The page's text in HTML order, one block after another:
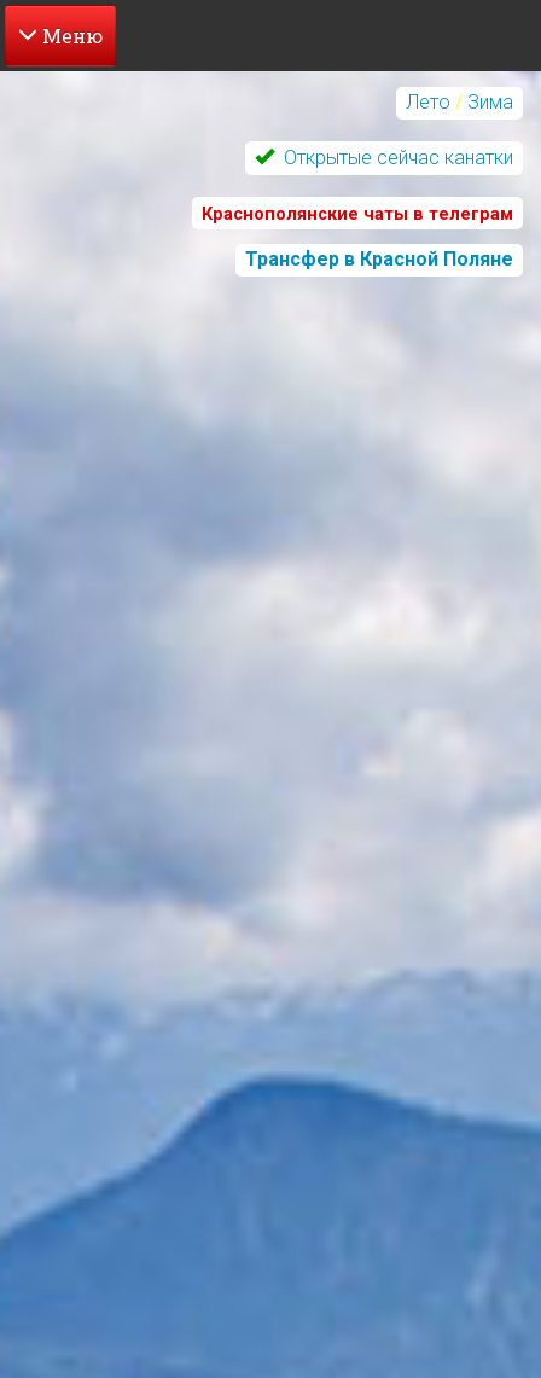
Перейти
Лето / Зима
Открытые сейчас канатки
Краснополянские чаты в телеграм
Трансфер в Красной Поляне